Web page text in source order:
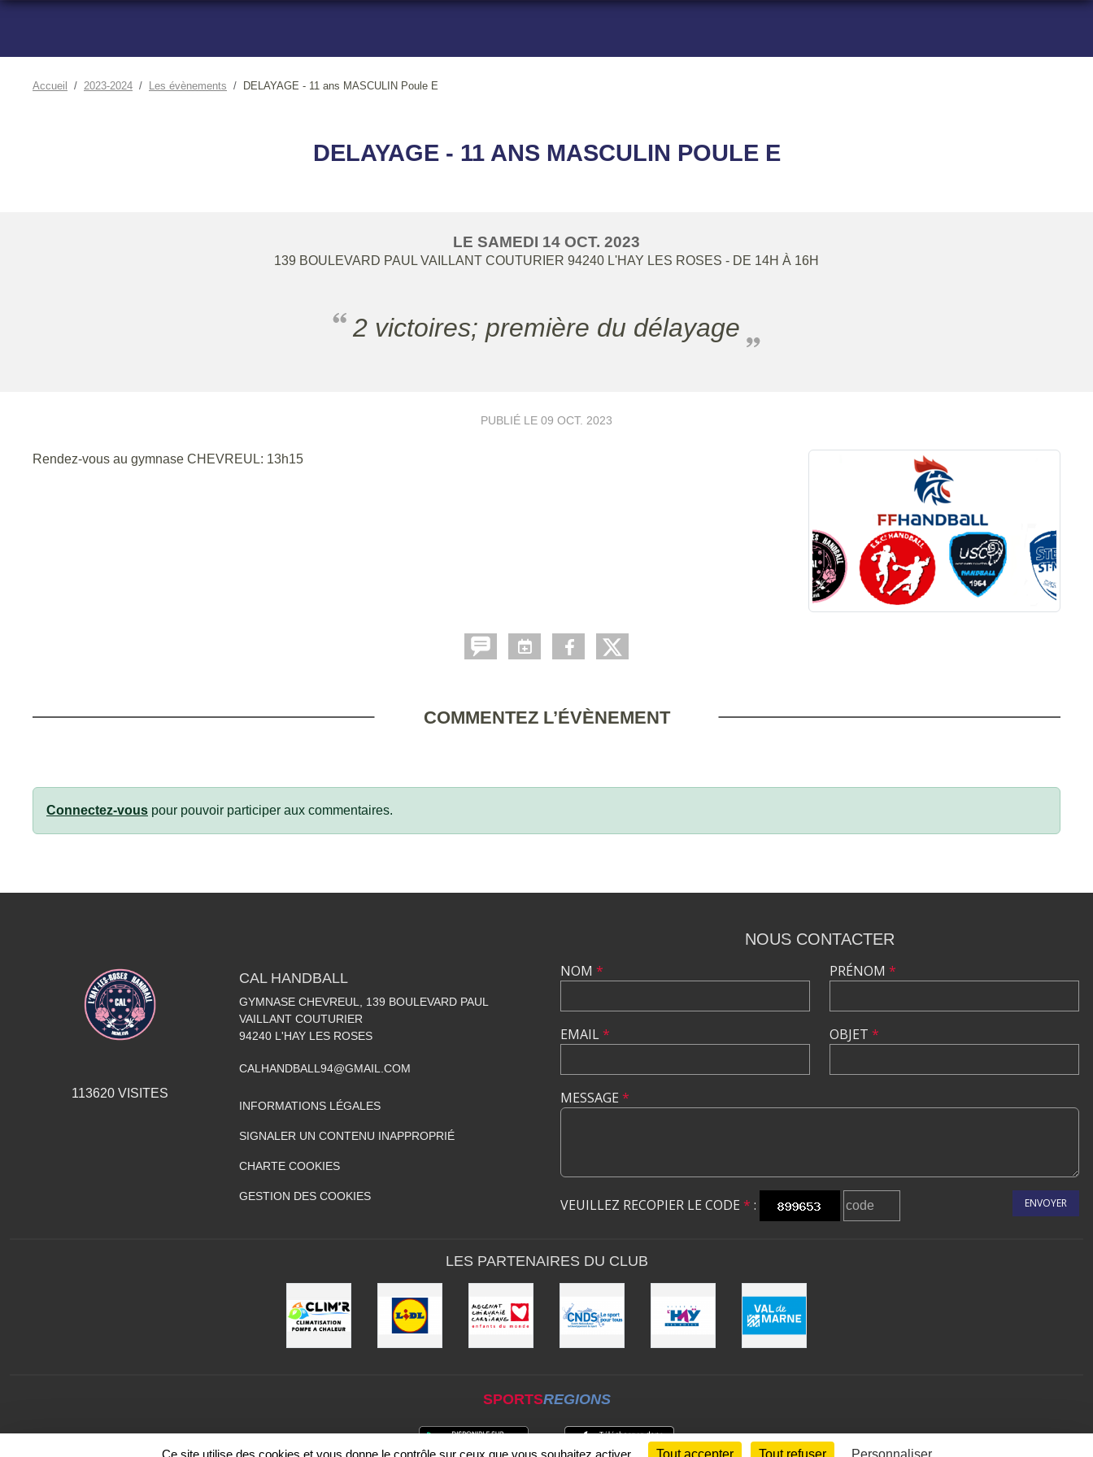
Accueil 2023-2024 Les évènements DELAYAGE - 11 ans MASCULIN Poule E
DELAYAGE - 11 ANS MASCULIN POULE E
LE SAMEDI 14 OCT. 2023
139 BOULEVARD PAUL VAILLANT COUTURIER 94240 L'HAY LES ROSES - DE 14H À 16H
2 victoires; première du délayage
PUBLIÉ LE 09 OCT. 2023
Rendez-vous au gymnase CHEVREUL: 13h15
COMMENTEZ L’ÉVÈNEMENT
Connectez-vous pour pouvoir participer aux commentaires.
113620VISITES
CAL HANDBALL
GYMNASE CHEVREUL, 139 BOULEVARD PAUL
VAILLANT COUTURIER
94240 L'HAY LES ROSES
CALHANDBALL94@GMAIL.COM
INFORMATIONS LÉGALES
SIGNALER UN CONTENU INAPPROPRIÉ
CHARTE COOKIES
GESTION DES COOKIES
NOUS CONTACTER
NOM *
EMAIL*
PRÉNOM *
OBJET *
MESSAGE *
VEUILLEZ RECOPIER LE CODE * : ENVOYER
LES PARTENAIRES DU CLUB
SPORTSREGIONS
Ce site utilise des cookies et vous donne le contrôle sur ceux que vous souhaitez activer Tout accepter Tout refuser Personnaliser